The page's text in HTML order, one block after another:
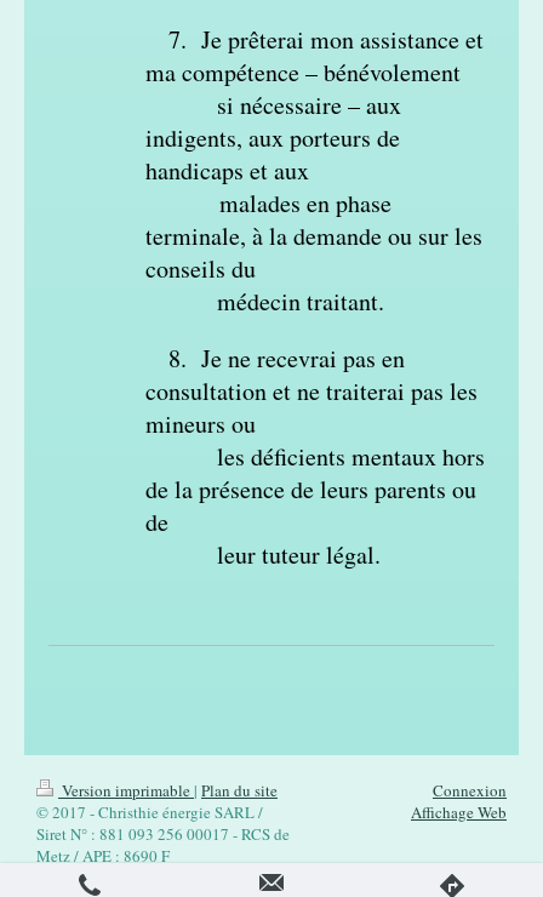
7. Je prêterai mon assistance et
ma compétence – bénévolement
si nécessaire –aux
indigents, aux porteurs de
handicaps et aux
malades en phase
terminale, à la demande ou sur les
conseils du
médecin traitant.
8. Je ne recevrai pas en
consultation et ne traiterai pas les
mineurs ou
les déficients mentaux hors
de la présence de leurs parents ou
de
leur tuteur légal.
Version imprimable | Plan du site
© 2017 - Christhie énergie SARL /
Siret N° : 881 093 256 00017 - RCS de
Metz / APE : 8690 F
Connexion
Affichage Web